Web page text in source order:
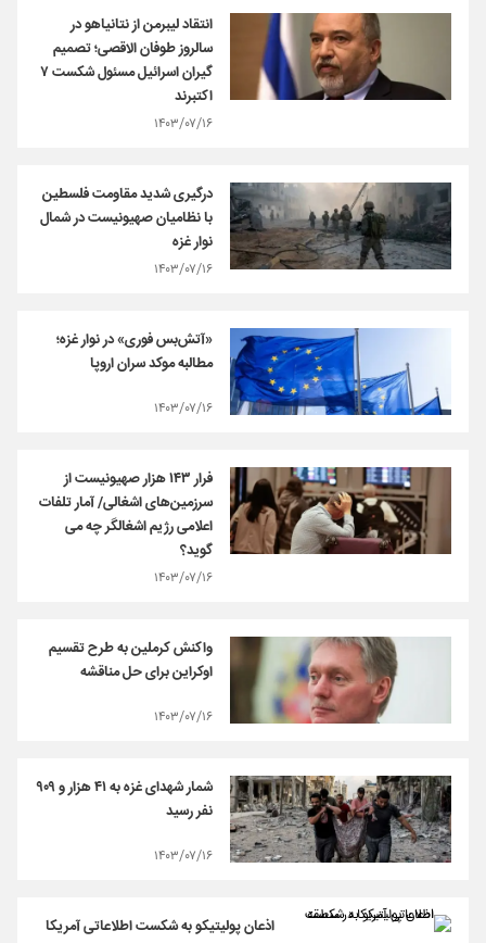
انتقاد لیبرمن از نتانیاهو در
سالروز طوفان الاقصی؛ تصمیم
گیران اسرائیل مسئول شکست ۷
اکتبرند
۱۴۰۳/۰۷/۱۶
درگیری شدید مقاومت فلسطین
با نظامیان صهیونیست در شمال
نوار غزه
۱۴۰۳/۰۷/۱۶
«آتش‌بس فوری» در نوار غزه؛
مطالبه موکد سران اروپا
۱۴۰۳/۰۷/۱۶
فرار ۱۴۳ هزار صهیونیست از
سرزمین‌های اشغالی/ آمار تلفات
اعلامی رژیم اشغالگر چه می
گوید؟
۱۴۰۳/۰۷/۱۶
واکنش کرملین به طرح تقسیم
اوکراین برای حل مناقشه
۱۴۰۳/۰۷/۱۶
شمار شهدای غزه به ۴۱ هزار و ۹۰۹
نفر رسید
۱۴۰۳/۰۷/۱۶
اذعان پولیتیکو به شکست اطلاعاتی آمریکا